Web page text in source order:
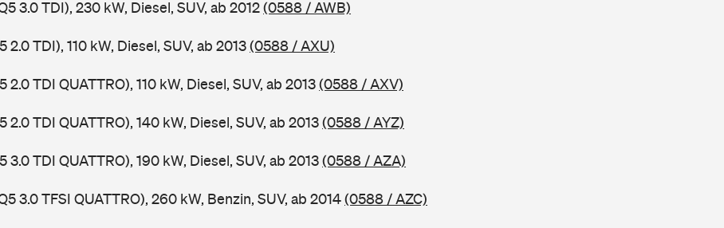
3.0 TDI), 230 kW, Diesel, SUV, ab 2012(0588 / AWB)
2.0 TDI), 110 kW, Diesel, SUV, ab 2013(0588 / AXU)
2.0 TDI QUATTRO), 110 kW, Diesel, SUV, ab 2013(0588 / AXV)
2.0 TDI QUATTRO), 140 kW, Diesel, SUV, ab 2013(0588 / AYZ)
3.0 TDI QUATTRO), 190 kW, Diesel, SUV, ab 2013(0588 / AZA)
3.0 TFSI QUATTRO), 260 kW, Benzin, SUV, ab 2014(0588 / AZC)